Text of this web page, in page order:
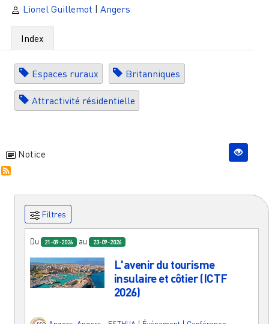
Lionel Guillemot | Angers
Index
Espaces ruraux Britanniques
Attractivité résidentielle
Notice
Filtres
Du 21-09-2026 au 23-09-2026
L'avenir du tourisme
insulaire et côtier (ICTF
2026)